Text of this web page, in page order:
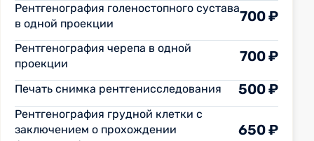
Рентгенография голеностопного сустава
в одной проекции
700 ₽
Рентгенография черепа в одной
проекции
700 ₽
Печать снимка рентгенисследования 500 ₽
Рентгенография грудной клетки с
заключением о прохождении
650 ₽